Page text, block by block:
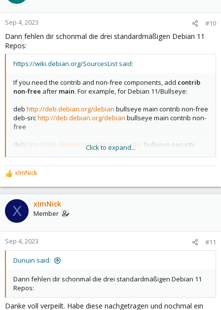
Sep 4, 2023 #10
Dann fehlen dir schonmal die drei standardmäßigen Debian 11
Repos:
https://wiki.debian.org/SourcesList said:
If you need the contrib and non-free components, add contrib
non-free after main. For example, for Debian 11/Bullseye:
deb http://deb.debian.org/debian bullseye main contrib non-free
deb-srchttp://deb.debian.org/debian bullseye main contrib non-
free
deb http://deb.debian.org/debian-security/ bullseye-security
main contrib non-free
debhttp://deb.debian.org/debianbullseye-updates main contrib
non-free
deb-srchttp://deb.debian.org/debian
contrib non-free
Click to expand...
R
e
a
c
t
o
n
xImNick
X xImNick
Member
Sep 4, 2023 #11
Dunuin said:
Dann fehlen dir schonmal die drei standardmäßigen Debian 11
Repos:
Danke voll verpeilt. Habe diese nachgetragen und nochmal ein